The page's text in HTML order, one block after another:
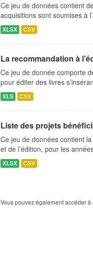
Ce jeu de données contient
acquisitions sont soumises à
XLSX CSV
La recommandation à
Ce jeu de donnée comporte
pour éditer des livres
XLS CSV
Liste des projets
Ce jeu de données contient
et de l’édition, pour les
XLSX CSV
Vous pouvez également accéder